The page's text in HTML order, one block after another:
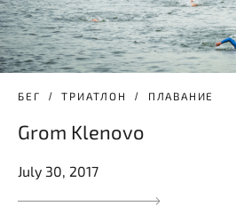
БЕГ ТРИАТЛОН ПЛАВАНИЕ
Grom Klenovo
July 30, 2017